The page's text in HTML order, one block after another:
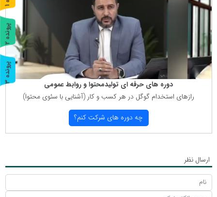
دوره های حرفه ای تولیدمحتوا و روابط عمومی
رازهای استخدام گوگل در هر كسب و كار (آشنایی با سئوی محتوا)
چه دوره های شركت كنم؟
ارسال نظر
ر
و
ن
د
ه
پ
ر
و
ن
د
ه
2
پ
ر
و
ن
د
ه
3